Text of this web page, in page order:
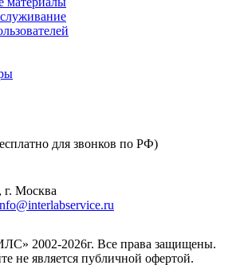
для звонков по РФ)
Москва
2002-2026г. Все права защищены.
не является публичной офертой.